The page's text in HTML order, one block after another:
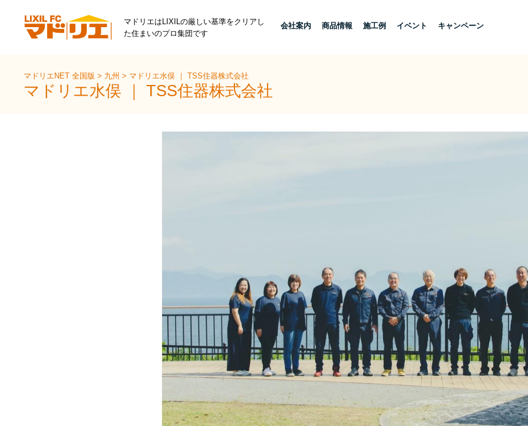
マドリエはLIXILの厳しい基準をクリアし
た住まいのプロ集団です
会社案内 商品情報 施工例 イベント キャンペーン
マドリエNET 全国版> 九州> マドリエ水俣 ｜ TSS住器株式会社
マドリエ水俣 ｜ TSS住器株式会社